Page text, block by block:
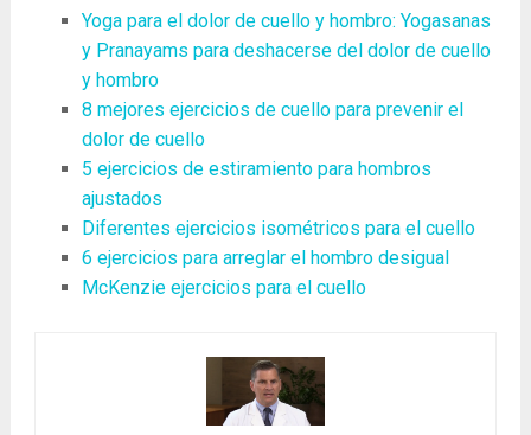
Yoga para el dolor de cuello y hombro: Yogasanas
y Pranayams para deshacerse del dolor de cuello
y hombro
8 mejores ejercicios de cuello para prevenir el
dolor de cuello
5 ejercicios de estiramiento para hombros
ajustados
Diferentes ejercicios isométricos para el cuello
6 ejercicios para arreglar el hombro desigual
McKenzie ejercicios para el cuello